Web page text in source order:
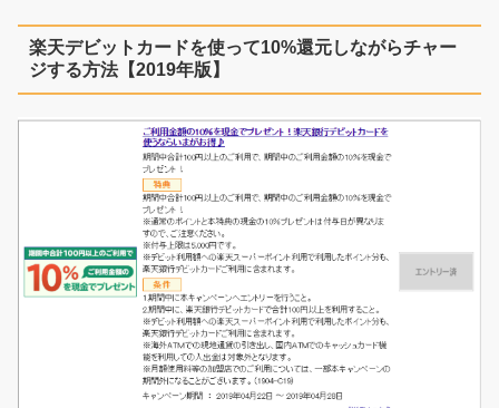
楽天デビットカードを使って10%還元しながらチャー
ジする方法【2019年版】